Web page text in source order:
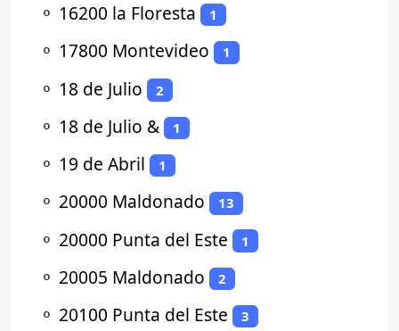
⚬ 16200 la Floresta 1
⚬ 17800 Montevideo 1
⚬ 18 de Julio 2
⚬ 18 de Julio & 1
⚬ 19 de Abril 1
⚬ 20000 Maldonado 13
⚬ 20000 Punta del Este 1
⚬ 20005 Maldonado 2
⚬ 20100 Punta del Este 3